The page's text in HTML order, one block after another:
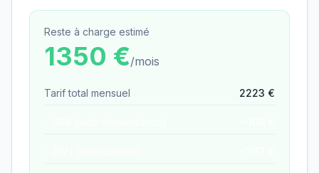
Reste à charge estimé
1350 €/mois
Tarif total mensuel 2223 €